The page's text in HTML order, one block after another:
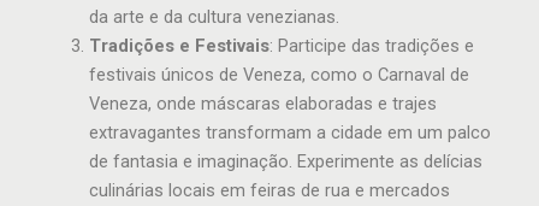
da arte e da cultura venezianas.
Tradições e Festivais: Participe das tradições e
festivais únicos de Veneza, como o Carnaval de
Veneza, onde máscaras elaboradas e trajes
extravagantes transformam a cidade em um palco
de fantasia e imaginação. Experimente as delícias
culinárias locais em feiras de rua e mercados